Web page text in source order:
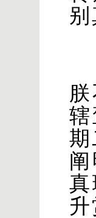
阐
升